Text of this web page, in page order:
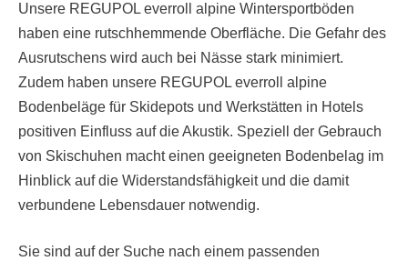
Unsere REGUPOL everroll alpine Wintersportböden
haben eine rutschhemmende Oberfläche. Die Gefahr des
Ausrutschens wird auch bei Nässe stark minimiert.
Zudem haben unsere REGUPOL everroll alpine
Bodenbeläge für Skidepots und Werkstätten in Hotels
positiven Einfluss auf die Akustik. Speziell der Gebrauch
von Skischuhen macht einen geeigneten Bodenbelag im
Hinblick auf die Widerstandsfähigkeit und die damit
verbundene Lebensdauer notwendig.
Sie sind auf der Suche nach einem passenden